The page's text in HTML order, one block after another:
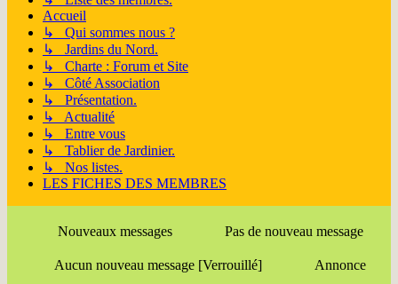
Accueil
↳ Qui sommes nous ?
↳ Jardins du Nord.
↳ Charte : Forum et Site
↳ Côté Association
↳ Présentation.
↳ Actualité
↳ Entre vous
↳ Tablier de Jardinier.
↳ Nos listes.
LES FICHES DES MEMBRES
Nouveaux messages Pas de nouveau message
Aucun nouveau message [Verrouillé] Annonce